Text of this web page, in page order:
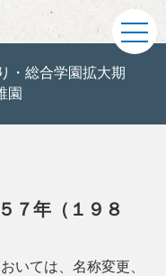
・総合学園拡大期
園
７年（１９８
いては、名称変更、